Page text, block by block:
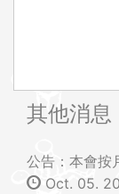
其他消息
公告：本會按
Oct. 05.